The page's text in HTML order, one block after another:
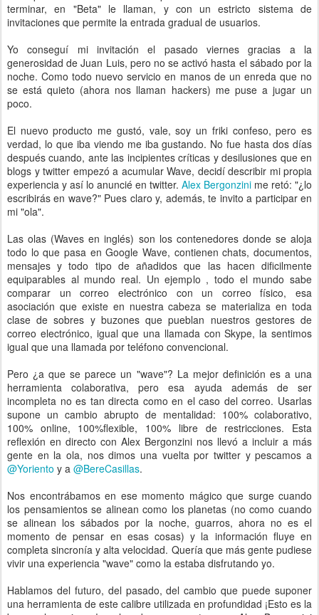
terminar, en "Beta" le llaman, y con un estricto sistema de
invitaciones que permite la entrada gradual de usuarios.
Yo conseguí mi invitación el pasado viernes gracias a la
generosidad de Juan Luis, pero no se activó hasta el sábado por la
noche. Como todo nuevo servicio en manos de un enreda que no
se está quieto (ahora nos llaman hackers) me puse a jugar un
poco.
El nuevo producto me gustó, vale, soy un friki confeso, pero es
verdad, lo que iba viendo me iba gustando. No fue hasta dos días
después cuando, ante las incipientes críticas y desilusiones que en
blogs y twitter empezó a acumular Wave, decidí describir mi propia
experiencia y así lo anuncié en twitter. Alex Bergonzini me retó: "¿lo
escribirás en wave?" Pues claro y, además, te invito a participar en
mi "ola".
Las olas (Waves en inglés) son los contenedores donde se aloja
todo lo que pasa en Google Wave, contienen chats, documentos,
mensajes y todo tipo de añadidos que las hacen dificilmente
equiparables al mundo real. Un ejemplo , todo el mundo sabe
comparar un correo electrónico con un correo físico, esa
asociación que existe en nuestra cabeza se materializa en toda
clase de sobres y buzones que pueblan nuestros gestores de
correo electrónico, igual que una llamada con Skype, la sentimos
igual que una llamada por teléfono convencional.
Pero ¿a que se parece un "wave"? La mejor definición es a una
herramienta colaborativa, pero esa ayuda además de ser
incompleta no es tan directa como en el caso del correo. Usarlas
supone un cambio abrupto de mentalidad: 100% colaborativo,
100% online, 100%flexible, 100% libre de restricciones. Esta
reflexión en directo con Alex Bergonzini nos llevó a incluir a más
gente en la ola, nos dimos una vuelta por twitter y pescamos a
@Yoriento y a @BereCasillas.
Nos encontrábamos en ese momento mágico que surge cuando
los pensamientos se alinean como los planetas (no como cuando
se alinean los sábados por la noche, guarros, ahora no es el
momento de pensar en esas cosas) y la información fluye en
completa sincronía y alta velocidad. Quería que más gente pudiese
vivir una experiencia "wave" como la estaba disfrutando yo.
Hablamos del futuro, del pasado, del cambio que puede suponer
una herramienta de este calibre utilizada en profundidad ¡Esto es la